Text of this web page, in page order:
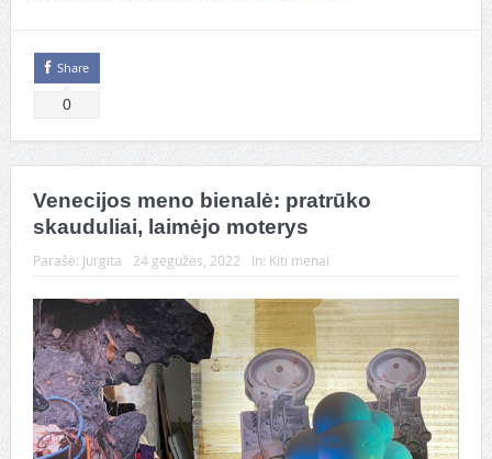
Share
0
Venecijos meno bienalė: pratrūko
skauduliai, laimėjo moterys
Parašė: Jurgita 24 gegužės, 2022 In: Kiti menai